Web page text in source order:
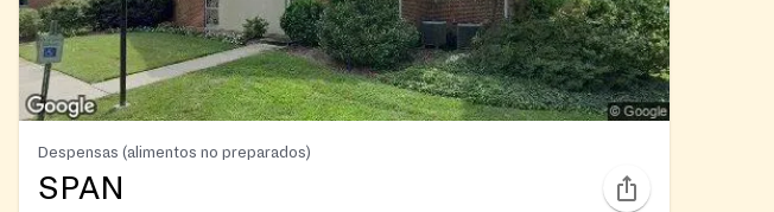
Despensas (alimentos no preparados)
SPAN